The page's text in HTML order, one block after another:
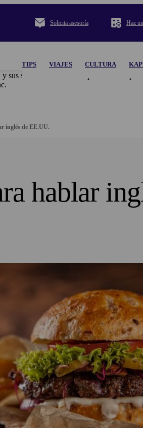
Solicita asesoría Haz
TIPS VIAJES CULTURA
sus subsidiarias no se responsabilizan
inglés de EE.UU.
hablar